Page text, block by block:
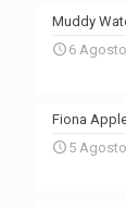
Muddy
6
Fiona
5